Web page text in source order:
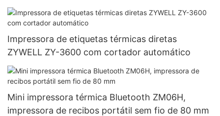
Impressora de etiquetas térmicas diretas
ZYWELL ZY-3600 com cortador automático
Mini impressora térmica Bluetooth ZM06H,
impressora de recibos portátil sem fio de 80 mm